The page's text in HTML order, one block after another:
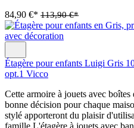
84,90 €* 113,90 €*
Étagère pour enfants Luigi Gris
opt.1 Vicco
Cette armoire à jouets avec
bonne décision pour chaque
stylé apporteront du plaisir
famille.L'étagère à jouets avec